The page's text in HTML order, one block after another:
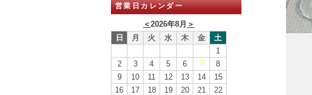
営業日カレンダー
＜2026年8月 ＞
日
月 火 水 木 金
土
1
2
3 4 5 6 7
8
9
10 11 12 13 14
15
16
17 18 19 20 21
22